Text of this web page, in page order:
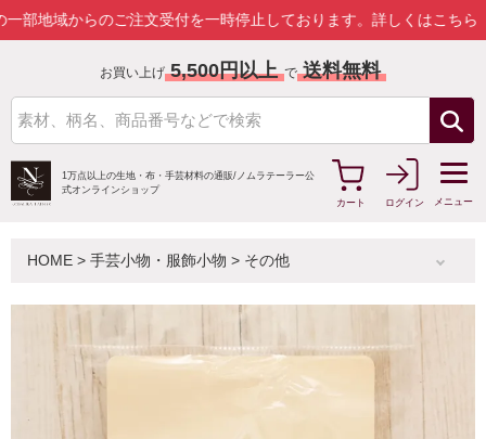
らのご注文受付を一時停止しております。詳しくはこちら
お買い上げ 5,500円以上 で 送料無料
1万点以上の生地・布・手芸材料の通販/ ノムラテーラー公
式オンラインショップ
カート
ログイン メニュー
HOME > 手芸小物・服飾小物 > その他